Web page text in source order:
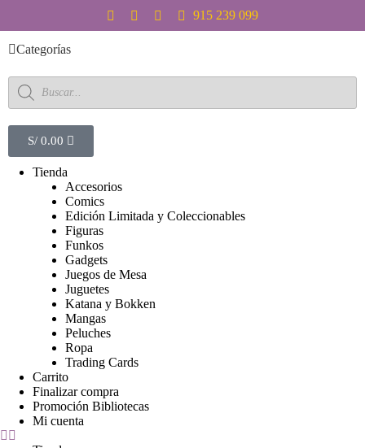
a
l
a
r
n
915 239 099
Categorías
S/ 0.00
Tienda
Accesorios
Comics
Edición Limitada y Coleccionables
Figuras
Funkos
Gadgets
Juegos de Mesa
Juguetes
Katana y Bokken
Mangas
Peluches
Ropa
Trading Cards
Carrito
Finalizar compra
Promoción Bibliotecas
Mi cuenta